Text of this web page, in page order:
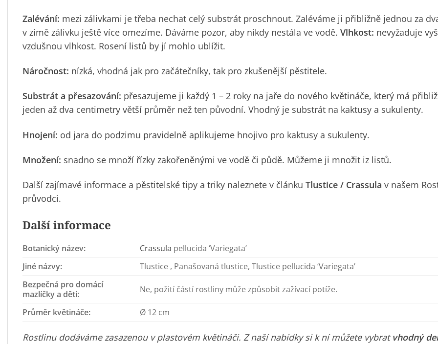
Zalévání: mezi zálivkami je třeba nechat celý substrát proschnout. Zaléváme ji přibližně jednou za
v zimě zálivku ještě více omezíme. Dáváme pozor, aby nikdy nestála ve vodě. Vlhkost: nevyžaduje
vzdušnou vlhkost. Rosení listů by jí mohlo ublížit.
Náročnost: nízká, vhodná jak pro začátečníky, tak pro zkušenější pěstitele.
Substrát a přesazování: přesazujeme ji každý 1 – 2 roky na jaře do nového květináče, který má
jeden až dva centimetry větší průměr než ten původní. Vhodný je substrát na kaktusy a sukulenty.
Hnojení: od jara do podzimu pravidelně aplikujeme hnojivo pro kaktusy a sukulenty.
Množení: snadno se množí řízky zakořeněnými ve vodě či půdě. Můžeme ji množit iz listů.
Další zajímavé informace a pěstitelské tipy a triky naleznete v článku Tlustice / Crassula v našem
průvodci.
Další informace
Botanický název: Crassula pellucida ‘Variegata’
Jiné názvy:
Tlustice , Panašovaná tlustice, Tlustice pellucida ‘Variegata’
Bezpečná pro domácí
mazlíčky a děti:
Ne, požití částí rostliny může způsobit zažívací potíže.
Průměr květináče: Ø 12 cm
Rostlinu dodáváme zasazenou v plastovém květináči. Z naší nabídky si k ní můžete vybratvhodný